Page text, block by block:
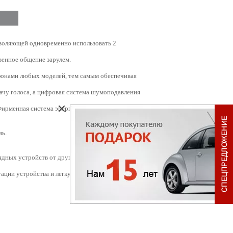
одновременно использовать 2
общение зарулем.
любых моделей, тем самым обеспечивая
голоса, а цифровая система шумоподавления
система энергосбережения.
устройств от других электронных
устройства и легкую замену